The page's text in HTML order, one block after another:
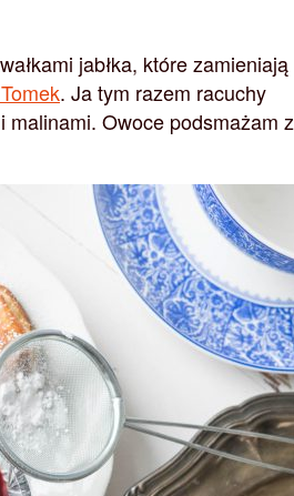
jabłka, które zamieniają
. Ja tym razem racuchy
Owoce podsmażam z